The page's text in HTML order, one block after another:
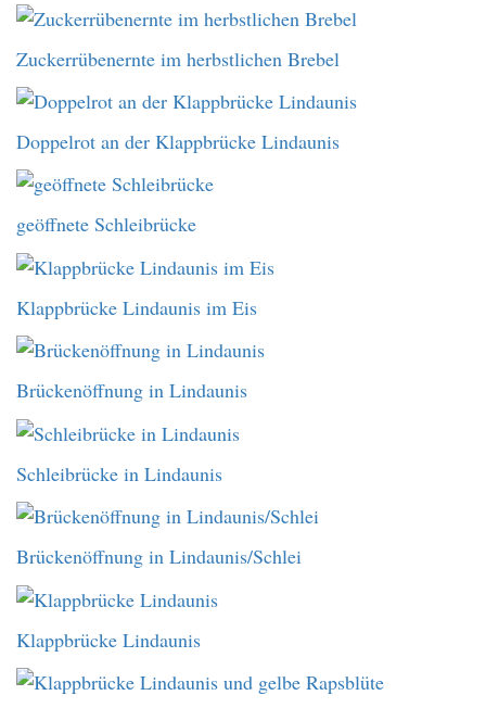
Zuckerrübenernte im herbstlichen Brebel
Doppelrot an der Klappbrücke Lindaunis
geöffnete Schleibrücke
Klappbrücke Lindaunis im Eis
Brückenöffnung in Lindaunis
Schleibrücke in Lindaunis
Brückenöffnung in Lindaunis/Schlei
Klappbrücke Lindaunis